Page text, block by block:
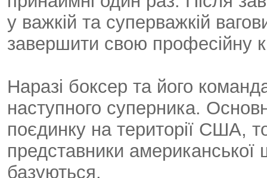
у важкій та суперважкій
завершити свою професійну
Наразі боксер та його
наступного суперника.
поєдинку на території США,
представники американської
базуються.